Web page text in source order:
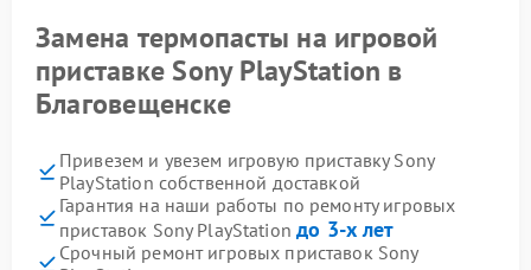
Замена термопасты на игровой
приставке Sony PlayStation в
Благовещенске
Привезем и увезем игровую приставку Sony
PlayStation собственной доставкой
Гарантия на наши работы по ремонту игровых
приставок Sony PlayStationдо 3-х лет
Срочный ремонт игровых приставок Sony